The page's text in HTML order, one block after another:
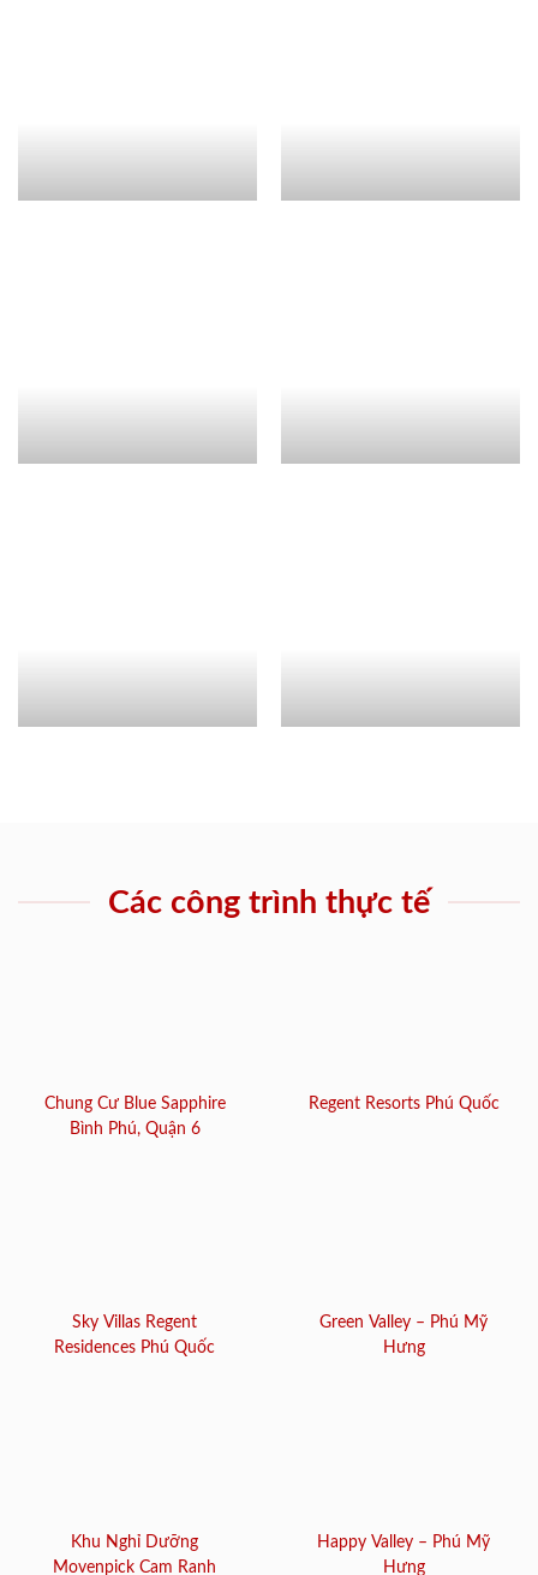
Các công trình thực tế
Chung Cư Blue Sapphire
Bình Phú, Quận 6
Regent Resorts Phú Quốc
Sky Villas Regent
Residences Phú Quốc
Green Valley – Phú Mỹ
Hưng
Khu Nghỉ Dưỡng
Movenpick Cam Ranh
Happy Valley – Phú Mỹ
Hưng